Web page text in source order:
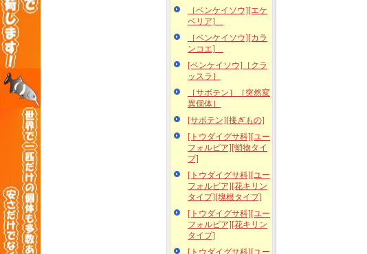
［ベンケイソウ][エケ
ベリア]
［ベンケイソウ][カラ
ンコエ]
[ベンケイソウ]［クラ
ッスラ］
［サボテン］［突然変
異個体］
[サボテン][接ぎもの]
[トウダイグサ科][ユー
フォルビア][蛸物タイ
プ]
[トウダイグサ科][ユー
フォルビア][花キリン
タイプ][塊根タイプ]
[トウダイグサ科][ユー
フォルビア][花キリン
タイプ]
[トウダイグサ科][ユー